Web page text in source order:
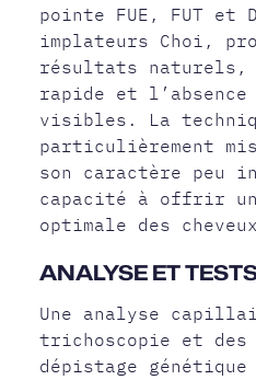
pointe FUE, FUT et
implateurs Choi,
résultats naturels,
rapide et
visibles. La
particulièrement
son caractère peu
capacité à offrir
optimale des
ANALYSE ET
Une analyse
trichoscopie et des
dépistage